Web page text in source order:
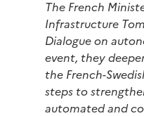
The French
Infrastructure
Dialogue on
event, they
the French-
steps to
automated and